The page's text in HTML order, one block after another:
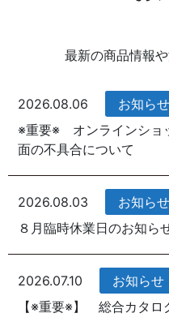
最新の商品情報
2026.08.06
お知らせ
※重要※ オンラインショ
面の不具合について
2026.08.03
お知らせ
８月臨時休業日のお知ら
2026.07.10
お知らせ
【※重要※】 総合カタロ